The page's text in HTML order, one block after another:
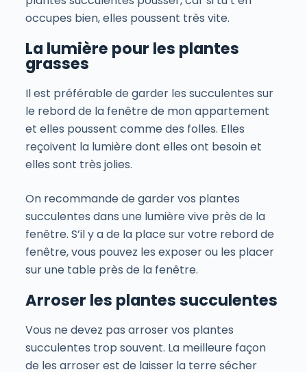
occupes bien, elles poussent très vite.
La lumière pour les plantes
grasses
Il est préférable de garder les succulentes sur
le rebord de la fenêtre de mon appartement
et elles poussent comme des folles. Elles
reçoivent la lumière dont elles ont besoin et
elles sont très jolies.
On recommande de garder vos plantes
succulentes dans une lumière vive près de la
fenêtre. S’il y a de la place sur votre rebord de
fenêtre, vous pouvez les exposer ou les placer
sur une table près de la fenêtre.
Arroser les plantes succulentes
Vous ne devez pas arroser vos plantes
succulentes trop souvent. La meilleure façon
de les arroser est de laisser la terre sécher